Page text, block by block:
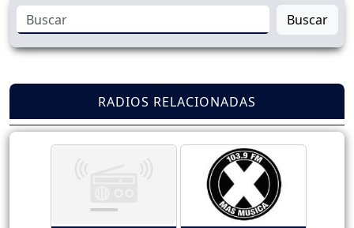
Buscar
RADIOS RELACIONADAS